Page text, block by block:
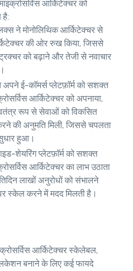
आर्किटेक्चर को
है:
ने मोनोलिथिक आर्किटेक्चर से
की ओर रुख किया, जिससे
को बढ़ाने और तेजी से नवाचार
ई-कॉमर्स प्लेटफ़ॉर्म को सशक्त
आर्किटेक्चर को अपनाया,
रूप से सेवाओं को विकसित
की अनुमति मिली, जिससे चपलता
हुआ।
शेयरिंग प्लेटफ़ॉर्म को सशक्त
आर्किटेक्चर का लाभ उठाता
लाखों अनुरोधों को संभालने
स्केल करने में मदद मिलती है।
आर्किटेक्चर स्केलेबल,
बनाने के लिए कई फायदे